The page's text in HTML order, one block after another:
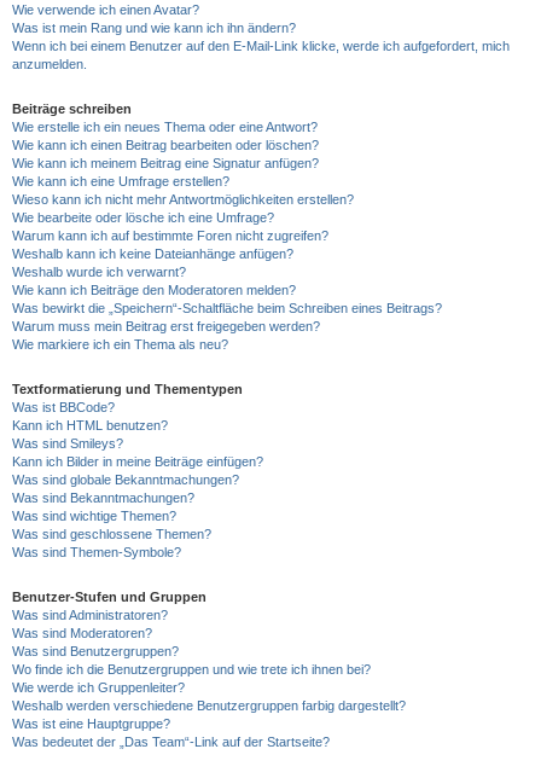
Wie verwende ich einen Avatar?
Was ist mein Rang und wie kann ich ihn ändern?
Wenn ich bei einem Benutzer auf den E-Mail-Link klicke, werde ich aufgefordert, mich
anzumelden.
Beiträge schreiben
Wie erstelle ich ein neues Thema oder eine Antwort?
Wie kann ich einen Beitrag bearbeiten oder löschen?
Wie kann ich meinem Beitrag eine Signatur anfügen?
Wie kann ich eine Umfrage erstellen?
Wieso kann ich nicht mehr Antwortmöglichkeiten erstellen?
Wie bearbeite oder lösche ich eine Umfrage?
Warum kann ich auf bestimmte Foren nicht zugreifen?
Weshalb kann ich keine Dateianhänge anfügen?
Weshalb wurde ich verwarnt?
Wie kann ich Beiträge den Moderatoren melden?
Was bewirkt die „Speichern“-Schaltfläche beim Schreiben eines Beitrags?
Warum muss mein Beitrag erst freigegeben werden?
Wie markiere ich ein Thema als neu?
Textformatierung und Thementypen
Was ist BBCode?
Kann ich HTML benutzen?
Was sind Smileys?
Kann ich Bilder in meine Beiträge einfügen?
Was sind globale Bekanntmachungen?
Was sind Bekanntmachungen?
Was sind wichtige Themen?
Was sind geschlossene Themen?
Was sind Themen-Symbole?
Benutzer-Stufen und Gruppen
Was sind Administratoren?
Was sind Moderatoren?
Was sind Benutzergruppen?
Wo finde ich die Benutzergruppen und wie trete ich ihnen bei?
Wie werde ich Gruppenleiter?
Weshalb werden verschiedene Benutzergruppen farbig dargestellt?
Was ist eine Hauptgruppe?
Was bedeutet der „Das Team“-Link auf der Startseite?